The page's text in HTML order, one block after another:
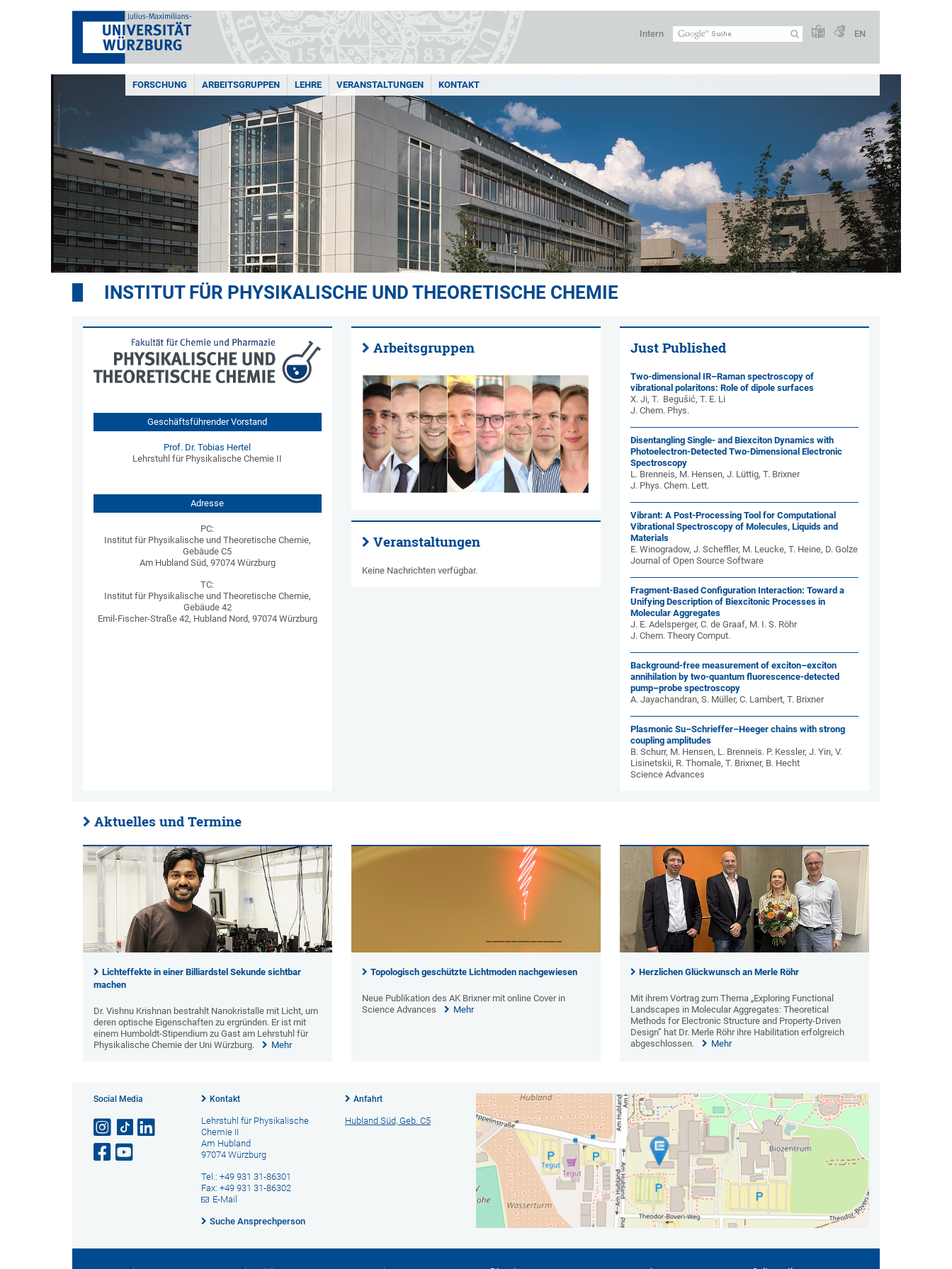
Intern EN
FORSCHUNG ARBEITSGRUPPEN LEHRE VERANSTALTUNGEN KONTAKT
INSTITUT FÜR PHYSIKALISCHE UND THEORETISCHE CHEMIE
Geschäftsführender Vorstand
Prof. Dr. Tobias Hertel
Lehrstuhl für Physikalische Chemie II
Adresse
PC:
Institut für Physikalische und Theoretische Chemie,
Gebäude C5
Am Hubland Süd, 97074 Würzburg
TC:
Institut für Physikalische und Theoretische Chemie,
Gebäude 42
Emil-Fischer-Straße 42, Hubland Nord, 97074 Würzburg
Arbeitsgruppen
Veranstaltungen
Keine Nachrichten verfügbar.
Just Published
Two-dimensional IR–Raman spectroscopy of
vibrational polaritons: Role of dipole surfaces
X. Ji, T. Begušić, T. E. Li
J. Chem. Phys.
Disentangling Single- and Biexciton Dynamics with
Photoelectron-Detected Two-Dimensional Electronic
Spectroscopy
L. Brenneis, M. Hensen, J. Lüttig, T. Brixner
J. Phys. Chem. Lett.
Vibrant: A Post-Processing Tool for Computational
Vibrational Spectroscopy of Molecules, Liquids and
Materials
E. Winogradow, J. Scheffler, M. Leucke, T. Heine, D. Golze
Journal of Open Source Software
Fragment-Based Configuration Interaction: Toward a
Unifying Description of Biexcitonic Processes in
Molecular Aggregates
J. E. Adelsperger, C. de Graaf, M. I. S. Röhr
J. Chem. Theory Comput.
Background-free measurement of exciton–exciton
annihilation by two-quantum fluorescence-detected
pump–probe spectroscopy
A. Jayachandran, S. Müller, C. Lambert, T. Brixner
Plasmonic Su–Schrieffer–Heeger chains with strong
coupling amplitudes
B. Schurr, M. Hensen, L. Brenneis. P. Kessler, J. Yin, V.
Lisinetskii, R. Thomale, T. Brixner, B. Hecht
Science Advances
Aktuelles und Termine
Lichteffekte in einer Billiardstel Sekunde sichtbar
machen
Dr. Vishnu Krishnan bestrahlt Nanokristalle mit Licht, um
deren optische Eigenschaften zu ergründen. Er ist mit
einem Humboldt-Stipendium zu Gast am Lehrstuhl für
Physikalische Chemie der Uni Würzburg.
Mehr
Topologisch geschützte Lichtmoden nachgewiesen
Neue Publikation des AK Brixner mit online Cover in
Science Advances
Mehr
Herzlichen Glückwunsch an Merle Röhr
Mit ihrem Vortrag zum Thema „Exploring Functional
Landscapes in Molecular Aggregates: Theoretical
Methods for Electronic Structure and Property-Driven
Design” hat Dr. Merle Röhr ihre Habilitation erfolgreich
abgeschlossen.
Mehr
Social Media Kontakt
Lehrstuhl für Physikalische
Chemie II
Am Hubland
97074 Würzburg
Tel.: +49 931 31-86301
Fax: +49 931 31-86302
E-Mail
Suche Ansprechperson
Anfahrt
Hubland Süd, Geb. C5